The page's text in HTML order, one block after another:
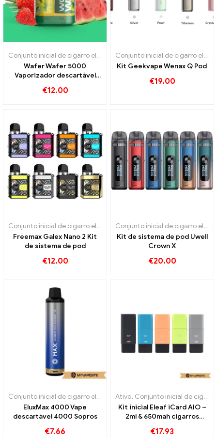
Conjunto inicial de cigarro eletrônico ,Cigarros eletrônicos
Wafer Wafer 5000
Vaporizador descartável
€12.00
Conjunto inicial de cigarro eletrônico
Kit Geekvape Wenax Q Pod
€19.00
Conjunto inicial de cigarro eletrônico ,Vagem
Freemax Galex Nano 2 Kit
de sistema de pod
€12.00
Conjunto inicial de cigarro eletrônico
Kit de sistema de pod Uwell
Crown X
€20.00
Conjunto inicial de cigarro eletrônico ,Cigarros eletrônicos
EluxMax 4000 Vape
descartável 4000 Sopros
€7.66
Ativo, Conjunto inicial de cigarro eletrônico
Kit inicial Eleaf iCard AIO –
2ml & 650mah cigarros
Personalizado
€17.93